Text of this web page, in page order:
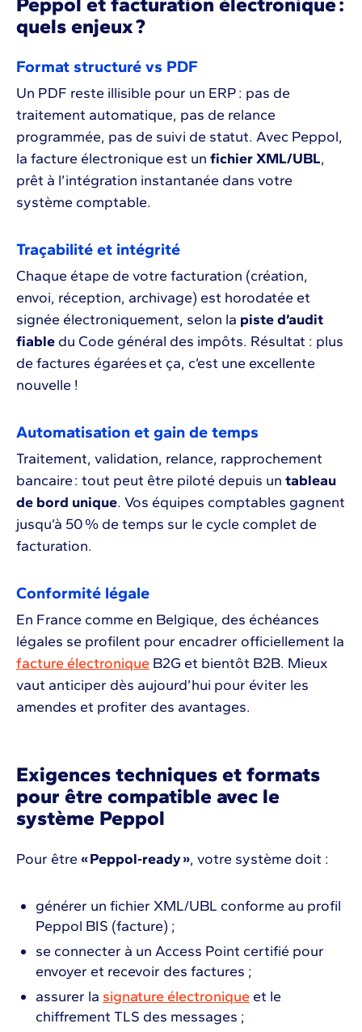
quels enjeux ?
Format structuré vs PDF
Un PDF reste illisible pour un ERP : pas de
traitement automatique, pas de relance
programmée, pas de suivi de statut. Avec Peppol,
la facture électronique est un fichier XML/UBL,
prêt à l’intégration instantanée dans votre
système comptable.
Traçabilité et intégrité
Chaque étape de votre facturation (création,
envoi, réception, archivage) est horodatée et
signée électroniquement, selon la piste d’audit
fiable du Code général des impôts. Résultat : plus
de factures égarées et ça, c’est une excellente
nouvelle !
Automatisation et gain de temps
Traitement, validation, relance, rapprochement
bancaire : tout peut être piloté depuis un tableau
de bord unique. Vos équipes comptables gagnent
jusqu’à 50 % de temps sur le cycle complet de
facturation.
Conformité légale
En France comme en Belgique, des échéances
légales se profilent pour encadrer officiellement la
facture électronique B2G et bientôt B2B. Mieux
vaut anticiper dès aujourd’hui pour éviter les
amendes et profiter des avantages.
Exigences techniques et formats
pour être compatible avec le
système Peppol
Pour être « Peppol‑ready », votre système doit :
générer un fichier XML/UBL conforme au profil
Peppol BIS (facture) ;
se connecter à un Access Point certifié pour
envoyer et recevoir des factures ;
assurer la signature électronique et le
chiffrement TLS des messages ;